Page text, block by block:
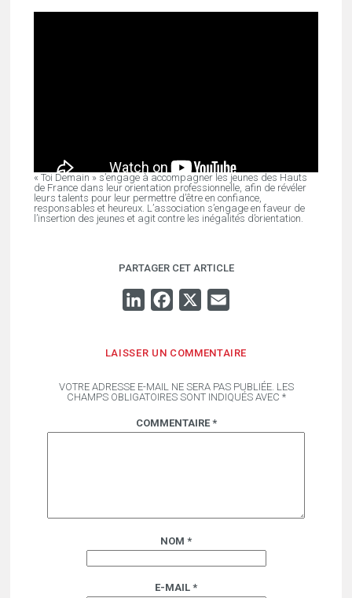
« Toi Demain » s’engage à accompagner les jeunes des Hauts
de France dans leur orientation professionnelle, afin de révéler
leurs talents pour leur permettre d’être en confiance,
responsables et heureux. L’association s’engage en faveur de
l’insertion des jeunes et agit contre les inégalités d’orientation.
PARTAGER CET ARTICLE
LINKEDINFACEBOOK
LAISSER UN COMMENTAIRE
VOTRE ADRESSE E-MAIL NE SERA PAS PUBLIÉE. LES
CHAMPS OBLIGATOIRES SONT INDIQUÉS AVEC *
COMMENTAIRE *
NOM *
E-MAIL *